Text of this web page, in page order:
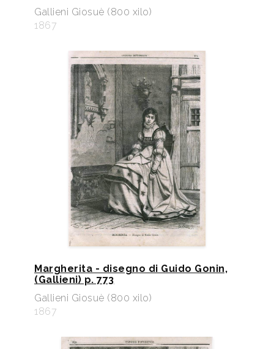
Gallieni Giosuè (800 xilo)
1867
Margherita - disegno di Guido Gonin,
(Gallieni) p. 773
Gallieni Giosuè (800 xilo)
1867